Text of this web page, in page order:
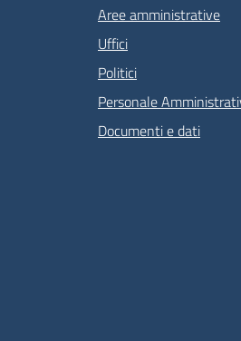
Aree amministrative
Uffici
Politici
Personale
Documenti e dati